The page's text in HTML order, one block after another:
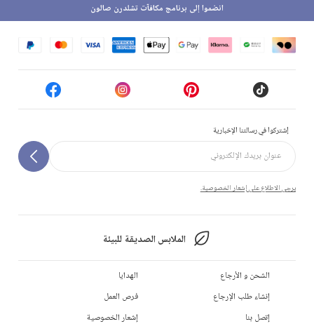
إشتركوا في رسالتنا الإخبارية
يرجى الاطلاع على إشعار الخصوصية.
الملابس الصديقة للبيئة
انضموا إلى برنامج مكافآت تشلدرن صالون
الشحن و الأرجاع
إنشاء طلب الإرجاع
إتصل بنا
الهدايا
فرص العمل
إشعار الخصوصية